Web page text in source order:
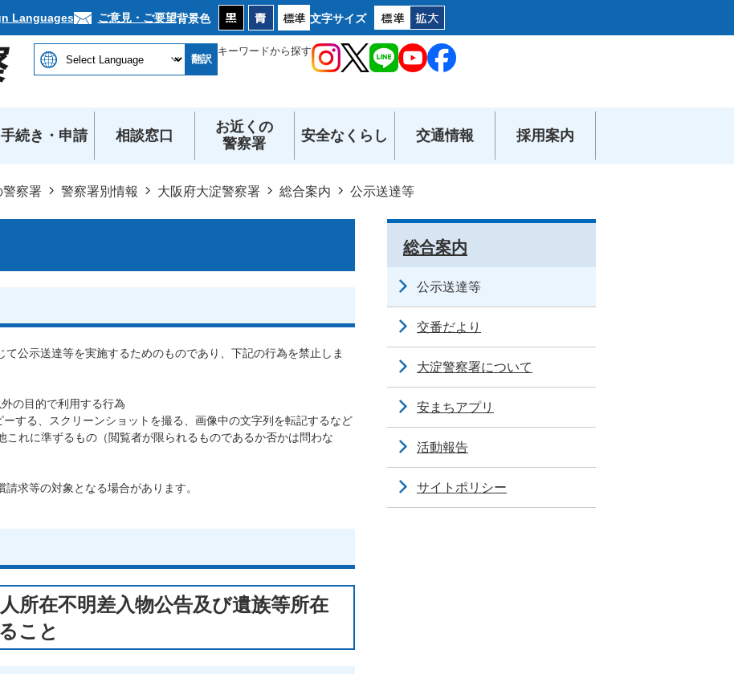
Languages ご意見・ご要望背景色 文字サイズ
翻訳
キーワードから探す
手続き・申請 相談窓口
お近くの
警察署
安全なくらし 交通情報 採用案内
警察署 警察署別情報 大阪府大淀警察署 総合案内 公示送達等
公示送達等を実施するためのものであり、下記の行為を禁止しま
の目的で利用する行為
する、スクリーンショットを撮る、画像中の文字列を転記するなど
これに準ずるもの（閲覧者が限られるものであるか否かは問わな
求等の対象となる場合があります。
所在不明差入物公告及び遺族等所在
こと
総合案内
公示送達等
交番だより
大淀警察署について
安まちアプリ
活動報告
サイトポリシー